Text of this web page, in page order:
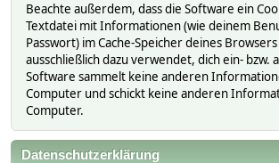
Beachte außerdem, dass die Software ein
Textdatei mit Informationen (wie deinem
Passwort) im Cache-Speicher deines
ausschließlich dazu verwendet, dich ein- bzw.
Software sammelt keine anderen
Computer und schickt keine anderen
Computer.
Datenschutzerklärung